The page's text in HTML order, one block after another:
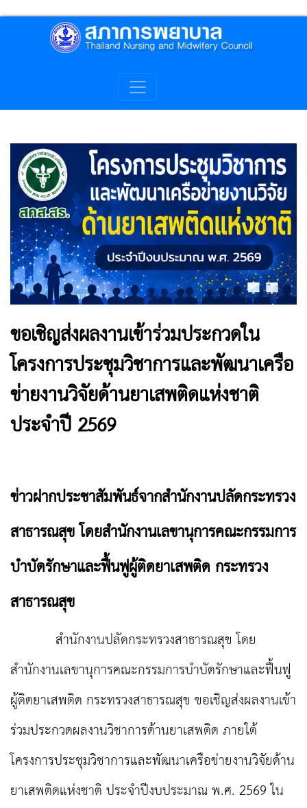
ขอเชิญส่งผลงานเข้าร่วมประกวดใน
โครงการประชุมวิชาการและพัฒนาเครือ
ข่ายงานวิจัยด้านยาเสพติดแห่งชาติ
ประจำปี 2569
ข่าวฝากประชาสัมพันธ์จากสำนักงานปลัดกระทรวง
สาธารณสุข โดยสำนักงานเลขานุการคณะกรรมการ
บำบัดรักษาและฟื้นฟูผู้ติดยาเสพติด กระทรวง
สาธารณสุข
สำนักงานปลัดกระทรวงสาธารณสุข โดย
สำนักงานเลขานุการคณะกรรมการบำบัดรักษาและฟื้นฟู
ผู้ติดยาเสพติด กระทรวงสาธารณสุข ขอเชิญส่งผลงานเข้า
ร่วมประกวดผลงานวิชาการด้านยาเสพติด ภายใต้
โครงการประชุมวิชาการและพัฒนาเครือข่ายงานวิจัยด้าน
ยาเสพติดแห่งชาติ ประจำปีงบประมาณ พ.ศ. 2569 ใน